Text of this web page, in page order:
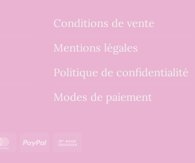
Conditions de vente
Mentions légales
Politique de confidentialité
Modes de paiement
MasterCard
PayPal